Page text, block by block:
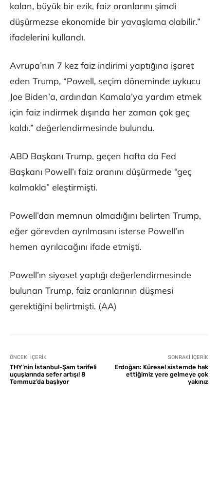
kalan, büyük bir ezik, faiz oranlarını şimdi
düşürmezse ekonomide bir yavaşlama olabilir.”
ifadelerini kullandı.
Avrupa’nın 7 kez faiz indirimi yaptığına işaret
eden Trump, “Powell, seçim döneminde uykucu
Joe Biden’a, ardından Kamala’ya yardım etmek
için faiz indirmek dışında her zaman çok geç
kaldı.” değerlendirmesinde bulundu.
ABD Başkanı Trump, geçen hafta da Fed
Başkanı Powell’ı faiz oranını düşürmede “geç
kalmakla” eleştirmişti.
Powell’dan memnun olmadığını belirten Trump,
eğer görevden ayrılmasını isterse Powell’ın
hemen ayrılacağını ifade etmişti.
Powell’ın siyaset yaptığı değerlendirmesinde
bulunan Trump, faiz oranlarının düşmesi
gerektiğini belirtmişti. (AA)
ÖNCEKI İÇERIK
THY’nin İstanbul-Şam tarifeli
uçuşlarında sefer artışı! 8
Temmuz’da başlıyor
SONRAKI İÇERIK
Erdoğan: Küresel sistemde hak
ettiğimiz yere gelmeye çok
yakınız